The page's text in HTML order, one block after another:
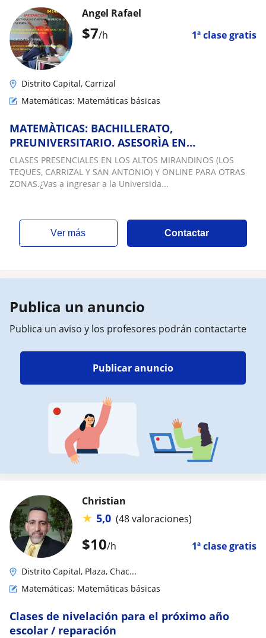
$7/h 1ª clase gratis
Angel Rafael
Distrito Capital, Carrizal
Matemáticas: Matemáticas básicas
MATEMÀTICAS: BACHILLERATO,
PREUNIVERSITARIO. ASESORÌA EN
RESOLUCIÒN DE EJERCICIOS, TRABAJOS,
INVESTIGACIONES
CLASES PRESENCIALES EN LOS ALTOS MIRANDINOS (LOS
TEQUES, CARRIZAL Y SAN ANTONIO) Y ONLINE PARA OTRAS
ZONAS.¿Vas a ingresar a la Universida...
ver más Contactar
Publica un anuncio
Publica un aviso y los profesores podrán contactarte
Publicar anuncio
$10/h 1ª clase gratis
Christian
★ 5,0 (48 valoraciones)
Distrito Capital, Plaza, Chac...
Matemáticas: Matemáticas básicas
Clases de nivelación para el próximo año
escolar / reparación